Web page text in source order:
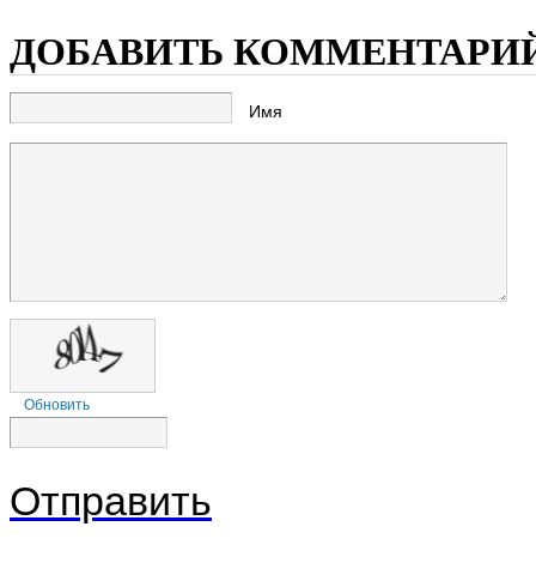
ДОБАВИТЬ
Имя
Обновить
Отправить